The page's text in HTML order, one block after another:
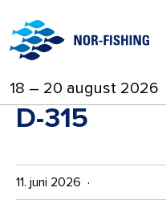
18 – 20 august 2026
D-315
11. juni 2026 ·